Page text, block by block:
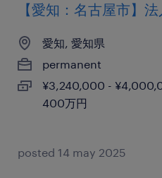
【愛知：名古屋市】
愛知, 愛知県
permanent
¥3,240,000 -
400万円
posted 14 may 2025